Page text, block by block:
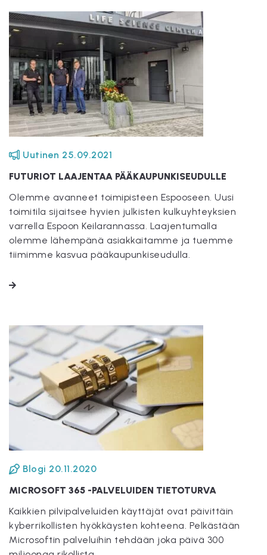
Uutinen 25.09.2021
FUTURIOT LAAJENTAA PÄÄKAUPUNKISEUDULLE
Olemme avanneet toimipisteen Espooseen. Uusi
toimitila sijaitsee hyvien julkisten kulkuyhteyksien
varrella Espoon Keilarannassa. Laajentumalla
olemme lähempänä asiakkaitamme ja tuemme
tiimimme kasvua pääkaupunkiseudulla.
LUE LISÄÄ
Blogi 20.11.2020
MICROSOFT 365 -PALVELUIDEN TIETOTURVA
Kaikkien pilvipalveluiden käyttäjät ovat päivittäin
kyberrikollisten hyökkäysten kohteena. Pelkästään
Microsoftin palveluihin tehdään joka päivä 300